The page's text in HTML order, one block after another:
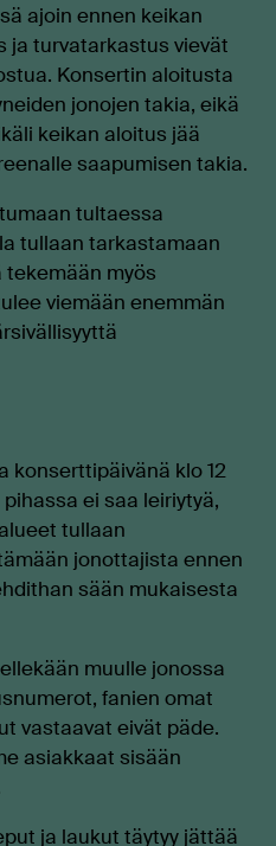
ajoin ennen keikan
ja turvatarkastus vievät
Konsertin aloitusta
jonojen takia, eikä
keikan aloitus jää
saapumisen takia.
tultaessa
tullaan tarkastamaan
myös
viemään enemmän
konserttipäivänä klo 12
ei saa leiriytyä,
tullaan
jonottajista ennen
sään mukaisesta
muulle jonossa
fanien omat
vastaavat eivät päde.
asiakkaat sisään
ja laukut täytyy jättää